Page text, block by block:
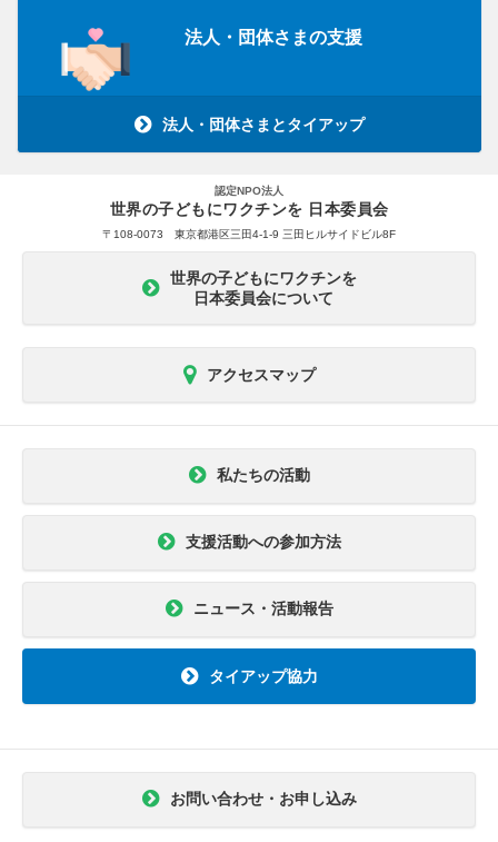
法人・団体さまの支援
法人・団体さまとタイアップ
認定NPO法人
世界の子どもにワクチンを 日本委員会
〒108-0073 東京都港区三田4-1-9 三田ヒルサイドビル8F
世界の子どもにワクチンを
日本委員会について
アクセスマップ
私たちの活動
支援活動への参加方法
ニュース・活動報告
タイアップ協力
お問い合わせ・お申し込み